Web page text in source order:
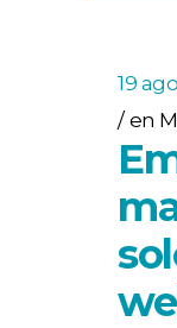
19
en